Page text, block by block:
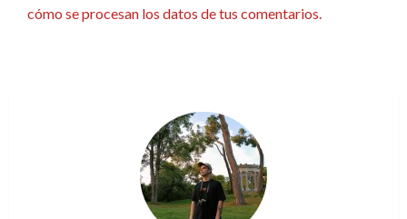
cómo se procesan los datos de tus comentarios.